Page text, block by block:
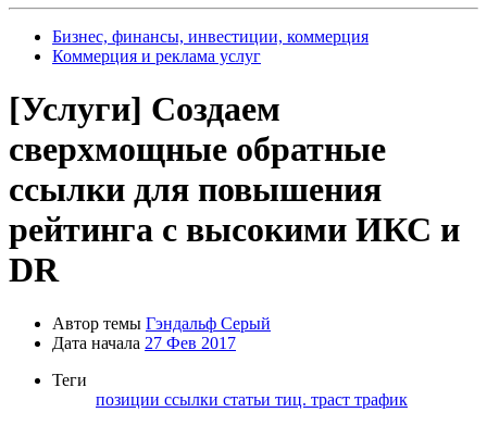
Бизнес, финансы, инвестиции, коммерция
Коммерция и реклама услуг
[Услуги] Создаем
сверхмощные обратные
ссылки для повышения
рейтинга с высокими ИКС и
DR
Автор темы Гэндальф Серый
Дата начала 27 Фев 2017
Теги
позиции ссылки статьи тиц. траст трафик